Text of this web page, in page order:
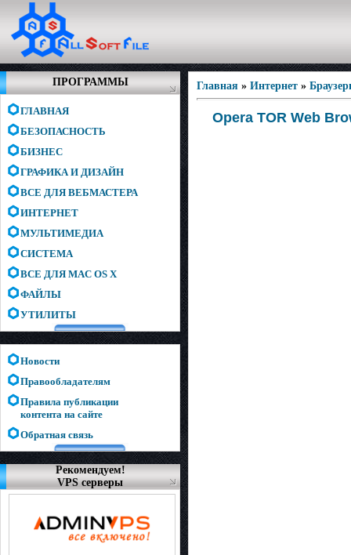
ПРОГРАММЫ
ГЛАВНАЯ
БЕЗОПАСНОСТЬ
БИЗНЕС
ГРАФИКА И ДИЗАЙН
ВСЕ ДЛЯ ВЕБМАСТЕРА
ИНТЕРНЕТ
МУЛЬТИМЕДИА
СИСТЕМА
ВСЕ ДЛЯ MAC OS X
ФАЙЛЫ
УТИЛИТЫ
Новости
Правообладателям
Правила публикации
контента на сайте
Обратная связь
Рекомендуем!
VPS серверы
Главная » Интернет »
Opera TOR Web